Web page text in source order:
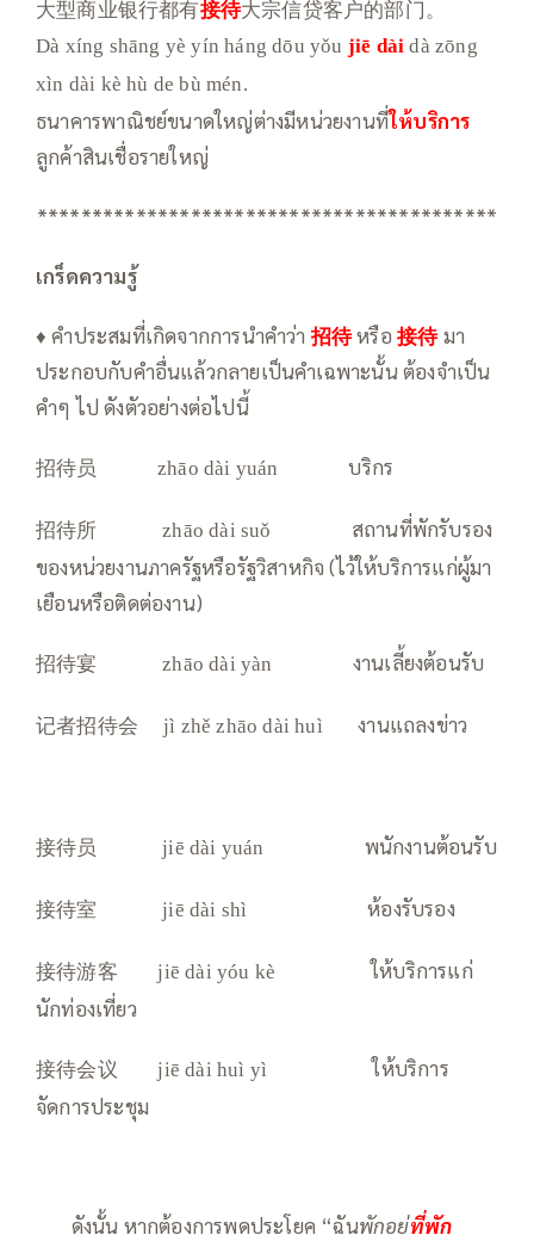
大型商业银行都有接待大宗信贷客户的部门。
Dà xíng shāng yè yín háng dōu yǒu jiē dài dà zōng
xìn dài kè hù de bù mén.
ธนาคารพาณิชย์ขนาดใหญ่ต่างมีหน่วยงานที่ให้บริการ
ลูกค้าสินเชื่อรายใหญ่
******************************************
เกร็ดความรู้
♦ คำประสมที่เกิดจากการนำคำว่า 招待หรือ接待มา
ประกอบกับคำอื่นแล้วกลายเป็นคำเฉพาะนั้น ต้องจำเป็น
คำๆ ไป ดังตัวอย่างต่อไปนี้
招待员 zhāo dài yuán บริกร
招待所zhāo dài suǒ
สถานที่พักรับรอง
ของหน่วยงานภาครัฐหรือรัฐวิสาหกิจ (ไว้ให้บริการแก่ผู้มา
เยือนหรือติดต่องาน)
招待宴 zhāo dài yàn งานเลี้ยงต้อนรับ
记者招待会 jì zhě zhāo dài huì งานแถลงข่าว
接待员jiē dài yuán พนักงานต้อนรับ
接待室jiē dài shì ห้องรับรอง
接待游客jiē dài yóu kè
ให้บริการแก่
นักท่องเที่ยว
接待会议jiē dài huì yì
ให้บริการ
จัดการประชุม
ดังนั้น หากต้องการพูดประโยค “ฉันพักอยู่ที่พัก